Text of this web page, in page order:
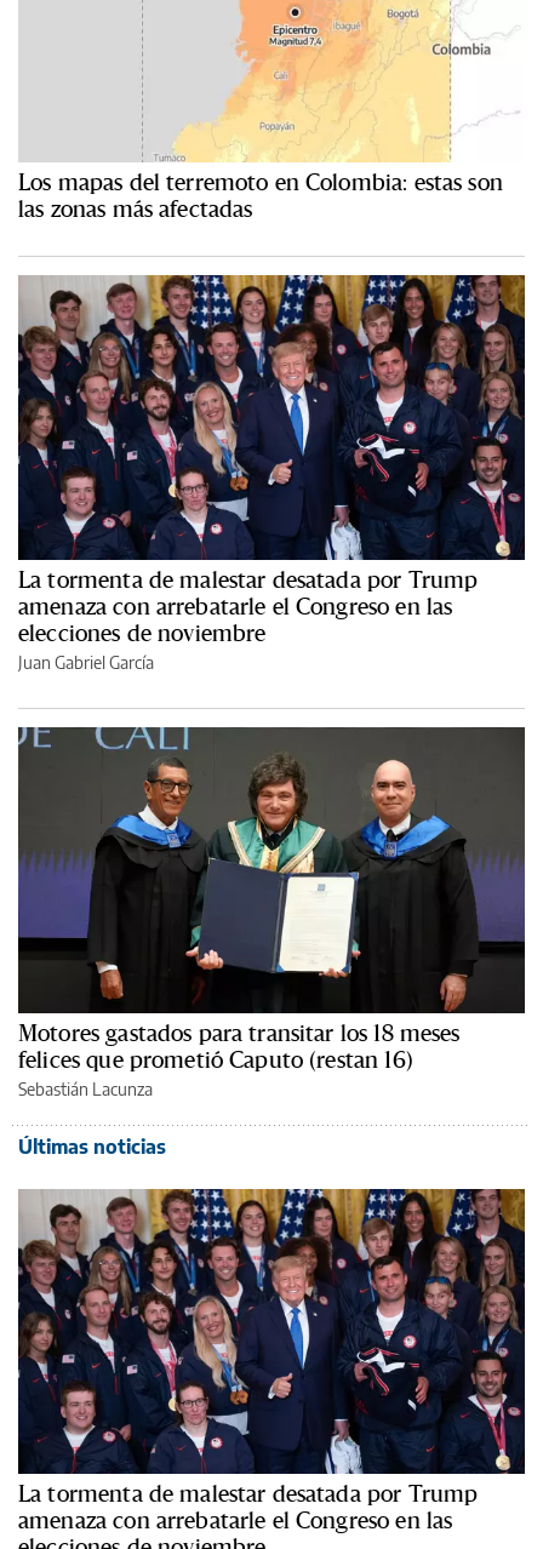
Los mapas del terremoto en Colombia: estas son
las zonas más afectadas
La tormenta de malestar desatada por Trump
amenaza con arrebatarle el Congreso en las
elecciones de noviembre
Juan Gabriel García
Motores gastados para transitar los 18 meses
felices que prometió Caputo (restan 16)
Sebastián Lacunza
Últimas noticias
La tormenta de malestar desatada por Trump
amenaza con arrebatarle el Congreso en las